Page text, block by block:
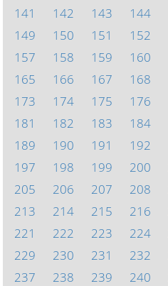
141
142 143 144
149
150 151 152
157
158 159 160
165
166 167 168
173
174 175 176
181
182 183 184
189
190 191 192
197
198 199 200
205
206 207 208
213
214 215 216
221
222 223 224
229
230 231 232
237
238 239 240